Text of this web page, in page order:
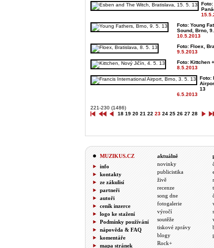
Foto: Young
Sound, Brno,
10.5.2013
Foto: Floex,
9.5.2013
Foto: Kittchen
8.5.2013
Foto:
13
6.5.2013
221-230 (1486)
18 19 20 21 22 23 24 25 26 27 28
MUZIKUS.CZ
info
kontakty
ze zákulisí
partneři
autoři
ceník inzerce
logo ke stažení
Podmínky používání
nápověda & FAQ
komentáře
mapa stránek
aktuálně
novinky
publicistika
živě
recenze
song dne
fotogalerie
výročí
soutěže
tiskové zprávy
blogy
Rock+